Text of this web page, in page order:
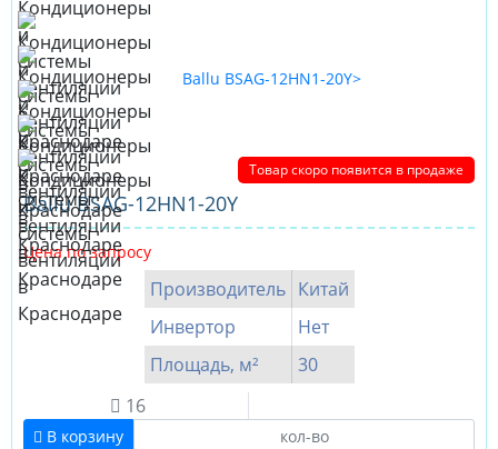
Товар скоро появится в продаже
Ballu BSAG-12HN1-20Y
Цена по запросу
Производитель Китай
Инвертор
Нет
Площадь, м²
30
16
В корзину